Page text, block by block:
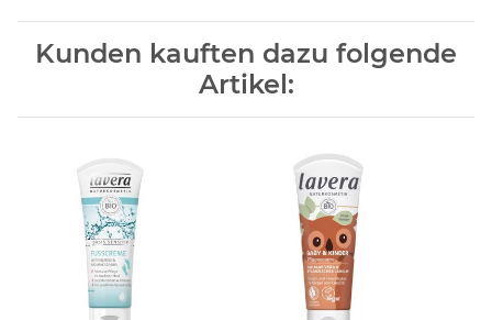
Kunden kauften dazu folgende
Artikel: